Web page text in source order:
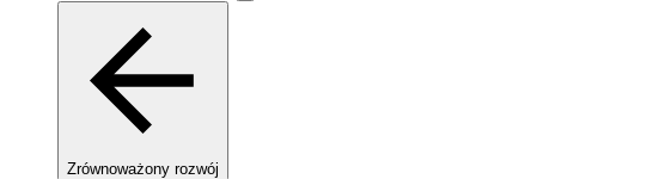
Zrównoważony rozwój